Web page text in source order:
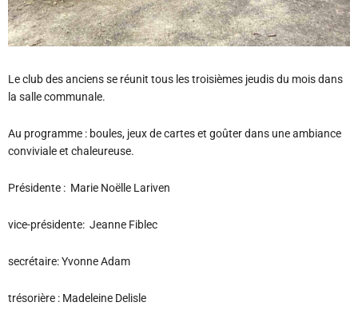
Le club des anciens se réunit tous les troisièmes jeudis du mois dans
la salle communale.
Au programme : boules, jeux de cartes et goûter dans une ambiance
conviviale et chaleureuse.
Présidente : Marie Noëlle Lariven
vice-présidente: Jeanne Fiblec
secrétaire: Yvonne Adam
trésorière : Madeleine Delisle